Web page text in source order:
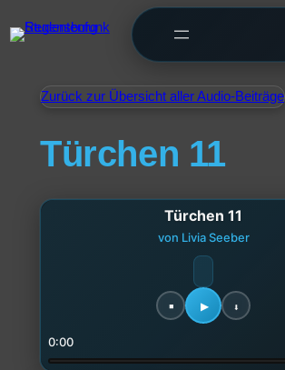
Zurück zur Übersicht aller Audio-Beiträge
Türchen 11
Türchen 11
von Livia Seeber
0:00